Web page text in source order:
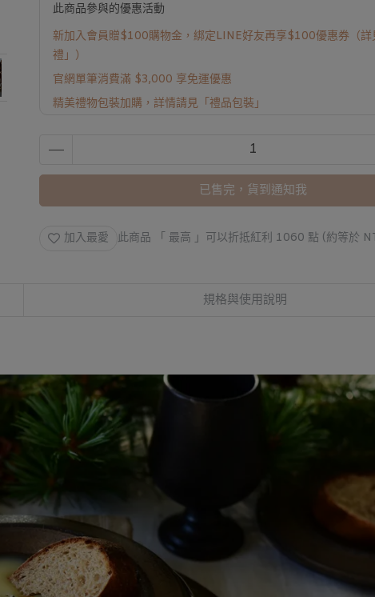
此商品參與的優惠活動
新加入會員贈$100購物金，綁定LINE好友再享$100優惠券（詳
禮」）
官網單筆消費滿 $3,000 享免運優惠
精美禮物包裝加購，詳情請見「禮品包裝」
已售完，貨到通知我
加入最愛 此商品 「 最高 」可以折抵紅利 1060 點 (約等於
規格與使用說明